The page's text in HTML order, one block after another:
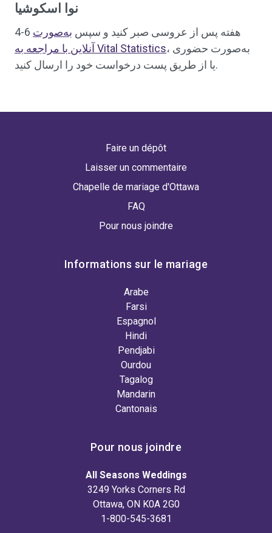
نوا اسکوشیا
4-6 هفته پس از عروسی صبر کنید و سپس به‌صورت
آنلاین با مراجعه به Vital Statistics، به‌صورت حضوری
یا از طریق پست درخواست خود را ارسال کنید.
Faire un dépôt
Laisser un commentaire
Chapelle de mariage d'Ottawa
FAQ
Pour nous joindre
Informations sur le mariage
Arabe
Farsi
Espagnol
Hindi
Pendjabi
Ourdou
Tagalog
Mandarin
Cantonais
Pour nous joindre
All Seasons Weddings
3249 Yorks Corners Rd
Ottawa, ON K0A 2G0
1-800-545-3681